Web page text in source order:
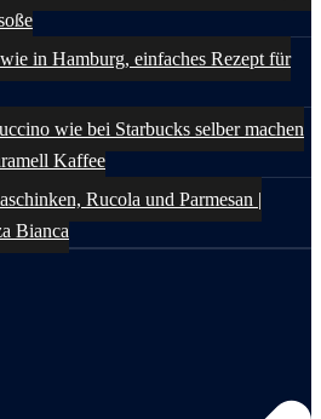
in Hamburg, einfaches Rezept für
wie bei Starbucks selber machen
Kaffee
Rucola und Parmesan |
Bianca